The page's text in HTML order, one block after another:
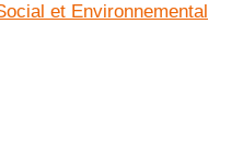
et Environnemental